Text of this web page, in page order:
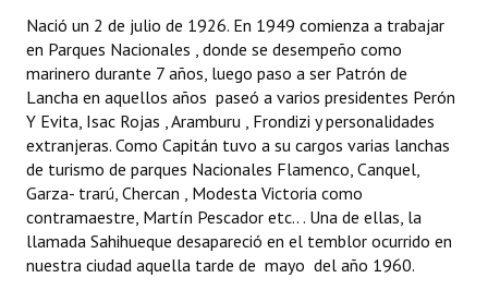
Nació un 2 de julio de 1926. En 1949 comienza a trabajar
en Parques Nacionales , donde se desempeño como
marinero durante 7 años, luego paso a ser Patrón de
Lancha en aquellos años paseó a varios presidentes Perón
Y Evita, Isac Rojas , Aramburu , Frondizi y personalidades
extranjeras. Como Capitán tuvo a su cargos varias lanchas
de turismo de parques Nacionales Flamenco, Canquel,
Garza- trarú, Chercan , Modesta Victoria como
contramaestre, Martín Pescador etc.. . Una de ellas, la
llamada Sahihueque desapareció en el temblor ocurrido en
nuestra ciudad aquella tarde de mayo del año 1960.